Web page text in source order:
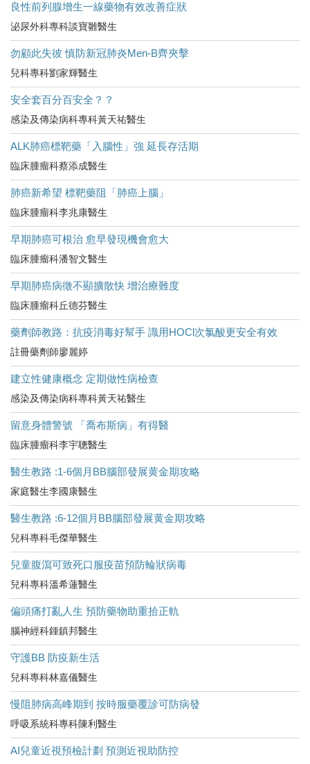
良性前列腺增生一線藥物有效改善症狀
泌尿外科專科談寶雛醫生
勿顧此失彼 慎防新冠肺炎Men-B齊夾擊
兒科專科劉家輝醫生
安全套百分百安全？？
感染及傳染病科專科黃天祐醫生
ALK肺癌標靶藥「入腦性」強 延長存活期
臨床腫瘤科蔡添成醫生
肺癌新希望 標靶藥阻「肺癌上腦」
臨床腫瘤科李兆康醫生
早期肺癌可根治 愈早發現機會愈大
臨床腫瘤科潘智文醫生
早期肺癌病徵不顯擴散快 增治療難度
臨床腫瘤科丘德芬醫生
藥劑師教路：抗疫消毒好幫手 識用HOCl次氯酸更安全有效
註冊藥劑師廖麗婷
建立性健康概念 定期做性病檢查
感染及傳染病科專科黃天祐醫生
留意身體警號 「喬布斯病」有得醫
臨床腫瘤科李宇聰醫生
醫生教路 :1-6個月BB腦部發展黄金期攻略
家庭醫生李國康醫生
醫生教路 :6-12個月BB腦部發展黄金期攻略
兒科專科毛傑華醫生
兒童腹瀉可致死口服疫苗預防輪狀病毒
兒科專科溫希蓮醫生
偏頭痛打亂人生 預防藥物助重拾正軌
腦神經科鍾鎮邦醫生
守護BB 防疫新生活
兒科專科林嘉儀醫生
慢阻肺病高峰期到 按時服藥覆診可防病發
呼吸系統科專科陳利醫生
AI兒童近視預檢計劃 預測近視助防控